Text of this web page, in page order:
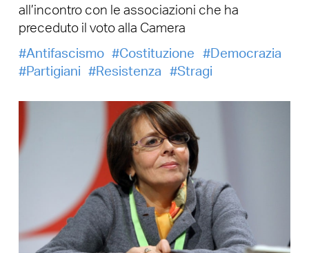
all’incontro con le associazioni che ha
preceduto il voto alla Camera
Antifascismo
Costituzione
Democrazia
Partigiani
Resistenza Stragi